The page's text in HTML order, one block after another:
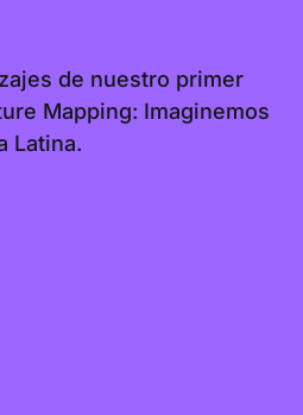
de nuestro primer
Mapping: Imaginemos
Latina.